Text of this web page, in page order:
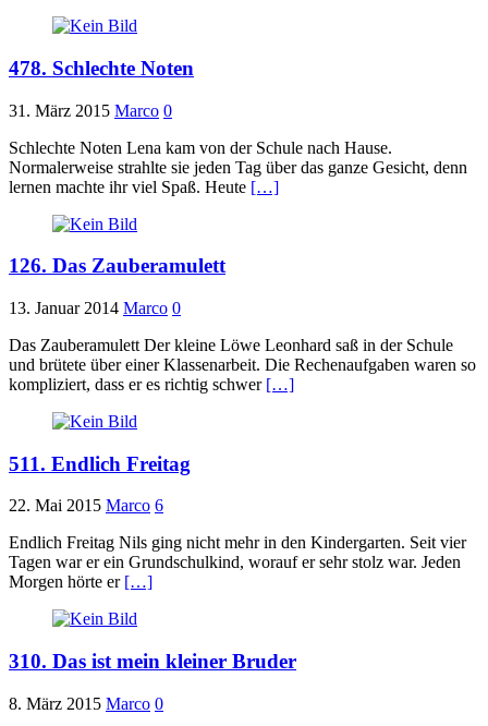
478. Schlechte Noten
31. März 2015 Marco 0
Schlechte Noten Lena kam von der Schule nach Hause.
Normalerweise strahlte sie jeden Tag über das ganze Gesicht, denn
lernen machte ihr viel Spaß. Heute […]
126. Das Zauberamulett
13. Januar 2014 Marco 0
Das Zauberamulett Der kleine Löwe Leonhard saß in der Schule
und brütete über einer Klassenarbeit. Die Rechenaufgaben waren so
kompliziert, dass er es richtig schwer […]
511. Endlich Freitag
22. Mai 2015 Marco 6
Endlich Freitag Nils ging nicht mehr in den Kindergarten. Seit vier
Tagen war er ein Grundschulkind, worauf er sehr stolz war. Jeden
Morgen hörte er […]
310. Das ist mein kleiner Bruder
8. März 2015 Marco 0